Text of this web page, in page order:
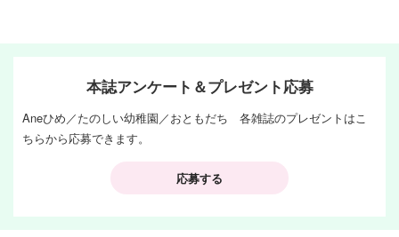
本誌アンケート＆プレゼント応募
Aneひめ／たのしい幼稚園／おともだち 各雑誌のプレゼントはこ
ちらから応募できます。
応募する